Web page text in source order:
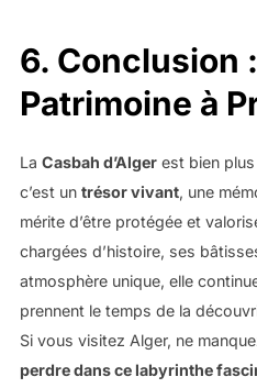
6. Conclusion
Patrimoine à
La Casbah d’Algerest bien plus
c’est un trésor vivant, une
mérite d’être protégée et
chargées d’histoire, ses
atmosphère unique, elle
prennent le temps de la
Si vous visitez Alger, ne
perdre dans ce labyrinthe